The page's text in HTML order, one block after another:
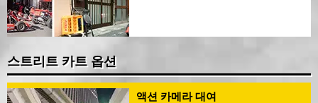
스트리트 카트 옵션
액션 카메라 대여